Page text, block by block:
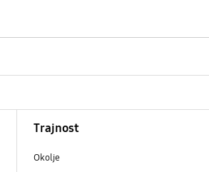
Trajnost
Okolje